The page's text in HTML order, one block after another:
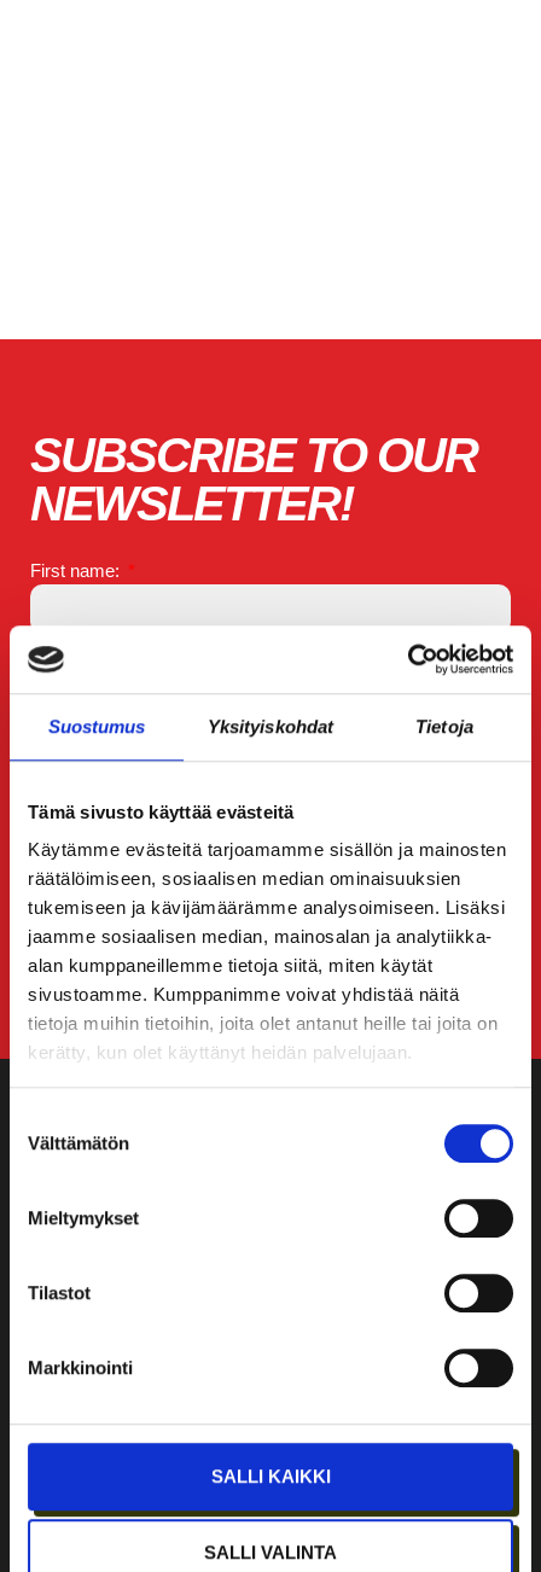
Suostumus Yksityiskohdat Tietoja
Tämä sivusto käyttää evästeitä
Käytämme evästeitä tarjoamamme sisällön ja mainosten
räätälöimiseen, sosiaalisen median ominaisuuksien
tukemiseen ja kävijämäärämme analysoimiseen. Lisäksi
jaamme sosiaalisen median, mainosalan ja analytiikka-
alan kumppaneillemme tietoja siitä, miten käytät
sivustoamme. Kumppanimme voivat yhdistää näitä
tietoja muihin tietoihin, joita olet antanut heille tai joita on
kerätty, kun olet käyttänyt heidän palvelujaan.
valinta
Välttämätön
Mieltymykset
Tilastot
Markkinointi
SALLI KAIKKI
SALLI VALINTA
SUBSCRIBE TO OUR
NEWSLETTER!
First name:
Last name:
I consent to email contact and marketing.
SUBSCRIBE
Ltd
BOOK A
MEETING
EVENT
SPACE
406
Copyright 2025 © Crazy Town